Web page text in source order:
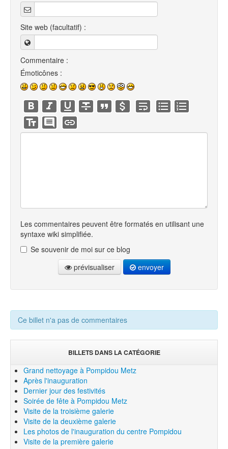
Site web (facultatif) :
Commentaire :
Émoticônes :
Les commentaires peuvent être formatés en utilisant une
syntaxe wiki simplifiée.
Se souvenir de moi sur ce blog
prévisualiser
envoyer
Ce billet n'a pas de commentaires
BILLETS DANS LA CATÉGORIE
Grand nettoyage à Pompidou Metz
Après l'inauguration
Dernier jour des festivités
Soirée de fête à Pompidou Metz
Visite de la troisième galerie
Visite de la deuxième galerie
Les photos de l'inauguration du centre Pompidou
Visite de la première galerie